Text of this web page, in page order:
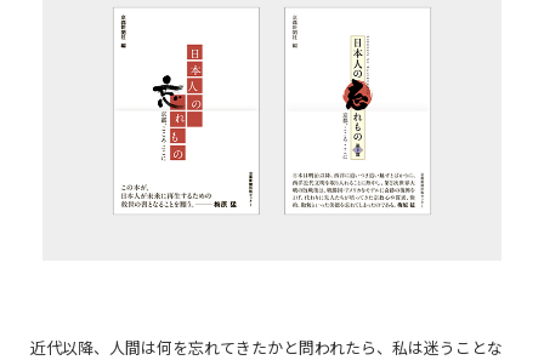
近代以降、人間は何を忘れてきたかと問われたら、私は迷うことな